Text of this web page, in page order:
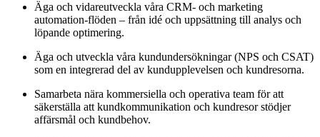
Äga och vidareutveckla våra CRM- och marketing
automation-flöden – från idé och uppsättning till analys och
löpande optimering.
Äga och utveckla våra kundundersökningar (NPS och CSAT)
som en integrerad del av kundupplevelsen och kundresorna.
Samarbeta nära kommersiella och operativa team för att
säkerställa att kundkommunikation och kundresor stödjer
affärsmål och kundbehov.